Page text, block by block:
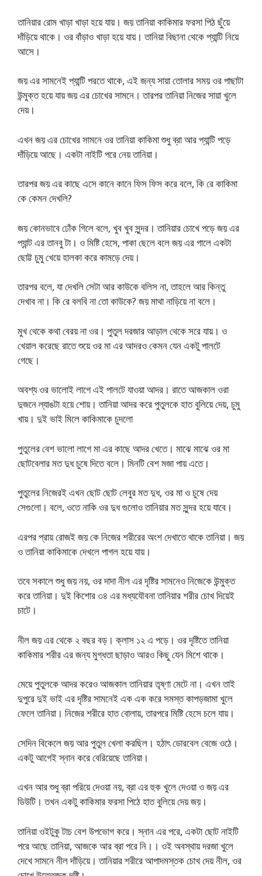
তানিয়ার রোম খাড়া খাড়া হয়ে যায়। জয় তানিয়া কাকিমার ফরসা পিঠ ছুঁয়ে
দাঁড়িয়ে থাকে। ওর বাঁড়াও খাড়া হয়ে যায়। তানিয়া বিছানা থেকে প্যান্টি নিয়ে
আসে।
জয় এর সামনেই প্যান্টি পরতে থাকে, এই জন্য সায়া তোলার সময় ওর পাছাটা
উন্মুক্ত হয়ে যায় জয় এর চোখের সামনে। তারপর তানিয়া নিজের সায়া খুলে
দেয়।
এখন জয় এর চোখের সামনে ওর তানিয়া কাকিমা শুধু ব্রা আর প্যান্টি পড়ে
দাঁড়িয়ে আছে। একটা নাইটি পরে নেয় তানিয়া।
তারপর জয় এর কাছে এসে কানে কানে ফিস ফিস করে বলে, কি রে কাকিমা
কে কেমন দেখলি?
জয় কোনভাবে ঢোঁক গিলে বলে, খুব খুব সুন্দর। তানিয়ার চোখে পড়ে জয় এর
প্যান্ট এর তানবু টা। ও মিষ্টি হেসে, পাকা ছেলে বলে জয় এর গালে একটা
ছোট্ট চুমু খেয়ে হালকা করে কামড়ে দেয়।
তারপর বলে, যা দেখলি সেটা আর কাউকে বলিস না, তাহলে আর কিন্তু
দেখাব না। কি রে বলবি না তো কাউকে? জয় মাথা নাড়িয়ে না বলে।
মুখ থেকে কথা বেরয় না ওর। পুতুল দরজার আড়াল থেকে সরে যায়। ও
খেয়াল করেছে রাতে শুয়ে ওর মা এর আদরও কেমন যেন একটু পালটে
গেছে।
অবশ্য ওর ভালোই লাগে এই পালটে যাওয়া আদর। রাতে আজকাল ওরা
দুজনে ল্যাঙটা হয়ে শোয়। তানিয়া আদর করে পুতুলকে হাত বুলিয়ে দেয়, চুমু
খায়। দুই ভাই মিলে কাকিমাকে চুদলো
পুতুলের বেশ ভালো লাগে মা এর কাছে আদর খেতে। মাঝে মাঝে ওর মা
ছোটবেলার মত দুধ চুষে দিতে বলে। মিনটি বেশ মজা পায় এতে।
পুতুলের নিজেরই এখন ছোট ছোট লেবুর মত দুধ, ওর মা ও চুষে দেয়
সেগুলো। বলে, ওতে নাকি ওর দুধ গুলোও তানিয়ার মত সুন্দর হয়ে যাবে।
এরপর প্রায় রোজই জয় কে নিজের শরীরের অংশ দেখাতে থাকে তানিয়া। জয়
ও তানিয়া কাকিমাকে দেখলে পাগল হয়ে যায়।
তবে সকালে শুধু জয় নয়, ওর দাদা নীল এর দৃষ্টির সামনেও নিজেকে উন্মুক্ত
করে তানিয়া। দুই কিশোর ৩৪ এর মধ্যযৌবনা তানিয়ার শরীর চোখ দিয়েই
চাটে।
নীল জয় এর থেকে ২ বছর বড়। ক্লাস ১২ এ পড়ে। ওর দৃষ্টিতে তানিয়া
কাকিমার শরীর এর জন্য মুগ্ধতা ছাড়াও আরও কিছু যেন মিশে থাকে।
মেয়ে পুতুলকে আদর করেও আজকাল তানিয়ার তৃষ্ণা মেটে না। এখন তাই
দুপুরে দুই ভাই এর দৃষ্টির সামনেই এক এক করে সমস্ত কাপড়জামা খুলে
ফেলে তানিয়া। নিজের শরীরে হাত বোলায়, তারপরে মিষ্টি হেসে চলে যায়।
সেদিন বিকেলে জয় আর পুতুল খেলা করছিল। হঠাৎ ডোরবেল বেজে ওঠে।
একটু আগেই স্নান করে বেরিয়েছে তানিয়া।
এখন আর শুধু ব্রা পরিয়ে দেওয়া নয়, ব্রা এর হুক খুলে দেওয়া ও জয় এর
ডিউটি। তখন একটু কাকিমার ফরসা পিঠে হাত বুলিয়ে দেয় জয়।
তানিয়া ওইটুকু টাচ বেশ উপভোগ করে। স্নান এর পরে, একটা ছোট নাইটি
পরে আছে তানিয়া, আজকে আর ব্রা পরে নি।। ওই অবস্থায় দরজা খুলে
দেখে সামনে নীল দাঁড়িয়ে। তানিয়ার শরীরে আপাদমস্তক চোখ দেয় নীল, ওর